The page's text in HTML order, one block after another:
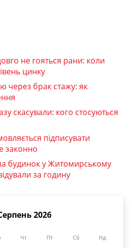
не гояться рани: коли
цинку
через брак стажу: як
скасували: кого стосуються
підписувати
законно
будинок у Житомирському
за годину
2026
Чт Пт Сб Нд